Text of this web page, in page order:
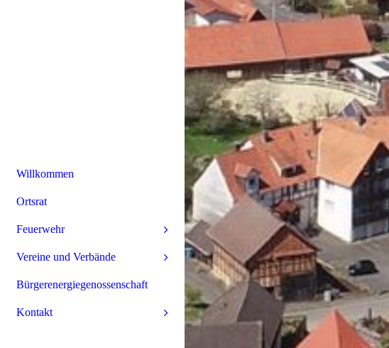
Willkommen
Ortsrat
Feuerwehr
Vereine und Verbände
Bürgerenergiegenossenschaft
Kontakt